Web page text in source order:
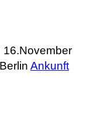
16.November
Ankunft